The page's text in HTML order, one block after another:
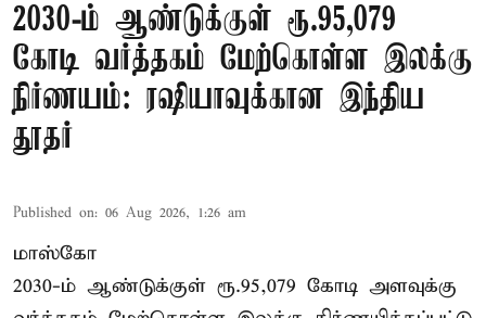
2030-ம் ஆண்டுக்குள் ரூ.95,079
கோடி வர்த்தகம் மேற்கொள்ள இலக்கு
நிர்ணயம்: ரஷியாவுக்கான இந்திய
தூதர்
Published on: 06 Aug 2026, 1:26 am
மாஸ்கோ
2030-ம் ஆண்டுக்குள் ரூ.95,079 கோடி அளவுக்கு